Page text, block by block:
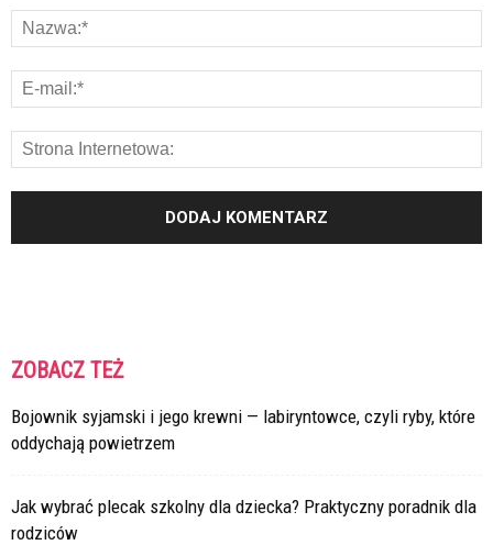
ZOBACZ TEŻ
Bojownik syjamski i jego krewni — labiryntowce, czyli ryby, które
oddychają powietrzem
Jak wybrać plecak szkolny dla dziecka? Praktyczny poradnik dla
rodziców